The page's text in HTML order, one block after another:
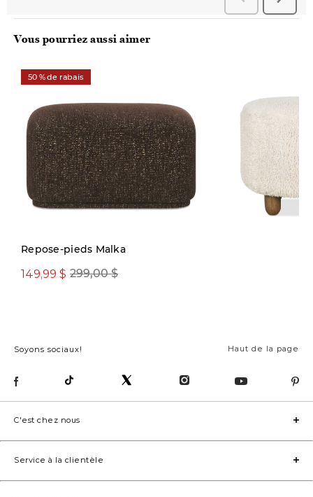
Vous pourriez aussi aimer
50 % de rabais
Repose-pieds Malka
299,00 $
149,99 $
Haut de la page
Soyons sociaux!
C'est chez nous
Service à la clientèle